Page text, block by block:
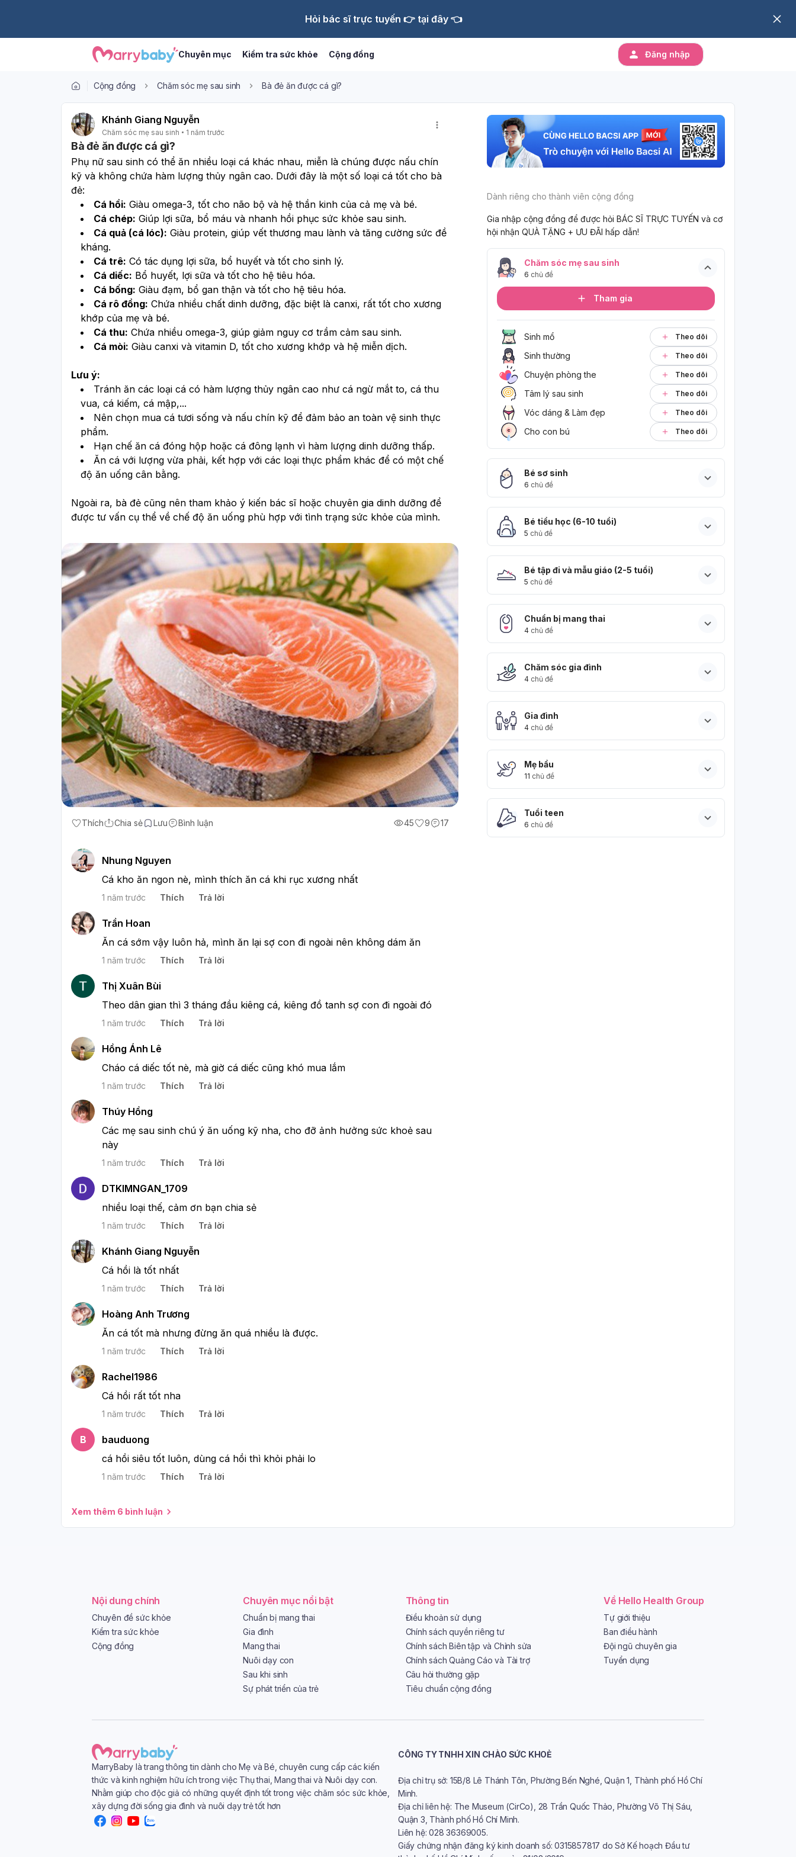
Hỏi bác sĩ trực tuyến 👉 tại đây 👈
Chuyên mục Kiểm tra sức khỏe Cộng đồng Đăng nhập
Cộng đồng Chăm sóc mẹ sau sinh Bà đẻ ăn được cá gì?
Khánh Giang Nguyễn
Chăm sóc mẹ sau sinh 1 năm trước
Bà đẻ ăn được cá gì?
Phụ nữ sau sinh có thể ăn nhiều loại cá khác nhau, miễn là chúng được nấu chín
kỹ và không chứa hàm lượng thủy ngân cao. Dưới đây là một số loại cá tốt cho bà
đẻ:
Cá hồi: Giàu omega-3, tốt cho não bộ và hệ thần kinh của cả mẹ và bé.
Cá chép: Giúp lợi sữa, bổ máu và nhanh hồi phục sức khỏe sau sinh.
Cá quả (cá lóc): Giàu protein, giúp vết thương mau lành và tăng cường sức đề
kháng.
Cá trê: Có tác dụng lợi sữa, bổ huyết và tốt cho sinh lý.
Cá diếc: Bổ huyết, lợi sữa và tốt cho hệ tiêu hóa.
Cá bống: Giàu đạm, bổ gan thận và tốt cho hệ tiêu hóa.
Cá rô đồng: Chứa nhiều chất dinh dưỡng, đặc biệt là canxi, rất tốt cho xương
khớp của mẹ và bé.
Cá thu: Chứa nhiều omega-3, giúp giảm nguy cơ trầm cảm sau sinh.
Cá mòi: Giàu canxi và vitamin D, tốt cho xương khớp và hệ miễn dịch.
Lưu ý:
Tránh ăn các loại cá có hàm lượng thủy ngân cao như cá ngừ mắt to, cá thu
vua, cá kiếm, cá mập,...
Nên chọn mua cá tươi sống và nấu chín kỹ để đảm bảo an toàn vệ sinh thực
phẩm.
Hạn chế ăn cá đóng hộp hoặc cá đông lạnh vì hàm lượng dinh dưỡng thấp.
Ăn cá với lượng vừa phải, kết hợp với các loại thực phẩm khác để có một chế
độ ăn uống cân bằng.
Ngoài ra, bà đẻ cũng nên tham khảo ý kiến bác sĩ hoặc chuyên gia dinh dưỡng để
được tư vấn cụ thể về chế độ ăn uống phù hợp với tình trạng sức khỏe của mình.
Thích Chia sẻ Lưu Bình luận 45 9 17
Nhung Nguyen
Cá kho ăn ngon nè, mình thích ăn cá khi rục xương nhất
1 năm trước Thích Trả lời
Trần Hoan
Ăn cá sớm vậy luôn hả, mình ăn lại sợ con đi ngoài nên không dám ăn
1 năm trước Thích Trả lời
Thị Xuân Bùi
Theo dân gian thì 3 tháng đầu kiêng cá, kiêng đồ tanh sợ con đi ngoài đó
1 năm trước Thích Trả lời
Hồng Ánh Lê
Cháo cá diếc tốt nè, mà giờ cá diếc cũng khó mua lắm
1 năm trước Thích Trả lời
Thúy Hồng
Các mẹ sau sinh chú ý ăn uống kỹ nha, cho đỡ ảnh hưởng sức khoẻ sau
này
1 năm trước Thích Trả lời
DTKIMNGAN_1709
nhiều loại thế, cảm ơn bạn chia sẻ
1 năm trước Thích Trả lời
Khánh Giang Nguyễn
Cá hồi là tốt nhất
1 năm trước Thích Trả lời
Hoàng Anh Trương
Ăn cá tốt mà nhưng đừng ăn quá nhiều là được.
1 năm trước Thích Trả lời
Rachel1986
Cá hồi rất tốt nha
1 năm trước Thích Trả lời
B
bauduong
cá hồi siêu tốt luôn, dùng cá hồi thì khỏi phải lo
1 năm trước Thích Trả lời
Xem thêm 6 bình luận
Dành riêng cho thành viên cộng đồng
Gia nhập cộng đồng để được hỏi BÁC SĨ TRỰC TUYẾN và cơ
hội nhận QUÀ TẶNG + ƯU ĐÃI hấp dẫn!
Chăm sóc mẹ sau sinh
6 chủ đề
Tham gia
Sinh mổ Theo dõi
Sinh thường Theo dõi
Chuyện phòng the Theo dõi
Tâm lý sau sinh Theo dõi
Vóc dáng & Làm đẹp Theo dõi
Cho con bú Theo dõi
Bé sơ sinh
6 chủ đề
Bé tiểu học (6-10 tuổi)
5 chủ đề
Bé tập đi và mẫu giáo (2-5 tuổi)
5 chủ đề
Chuẩn bị mang thai
4 chủ đề
Chăm sóc gia đình
4 chủ đề
Gia đình
4 chủ đề
Mẹ bầu
11 chủ đề
Tuổi teen
6 chủ đề
Nội dung chính
Chuyên đề sức khỏe
Kiểm tra sức khỏe
Cộng đồng
Chuyên mục nổi bật
Chuẩn bị mang thai
Gia đình
Mang thai
Nuôi dạy con
Sau khi sinh
Sự phát triển của trẻ
Thông tin
Điều khoản sử dụng
Chính sách quyền riêng tư
Chính sách Biên tập và Chỉnh sửa
Chính sách Quảng Cáo và Tài trợ
Câu hỏi thường gặp
Tiêu chuẩn cộng đồng
Về Hello Health Group
Tự giới thiệu
Ban điều hành
Đội ngũ chuyên gia
Tuyển dụng
MarryBaby là trang thông tin dành cho Mẹ và Bé, chuyên cung cấp các kiến
thức và kinh nghiệm hữu ích trong việc Thụ thai, Mang thai và Nuôi dạy con.
Nhằm giúp cho độc giả có những quyết định tốt trong việc chăm sóc sức khỏe,
xây dựng đời sống gia đình và nuôi dạy trẻ tốt hơn
CÔNG TY TNHH XIN CHÀO SỨC KHOẺ
Địa chỉ trụ sở: 15B/8 Lê Thánh Tôn, Phường Bến Nghé, Quận 1, Thành phố Hồ Chí
Minh.
Địa chỉ liên hệ: The Museum (CirCo), 28 Trần Quốc Thảo, Phường Võ Thị Sáu,
Quận 3, Thành phố Hồ Chí Minh.
Liên hệ: 028 36369005.
Giấy chứng nhận đăng ký kinh doanh số: 0315857817 do Sở Kế hoạch Đầu tư